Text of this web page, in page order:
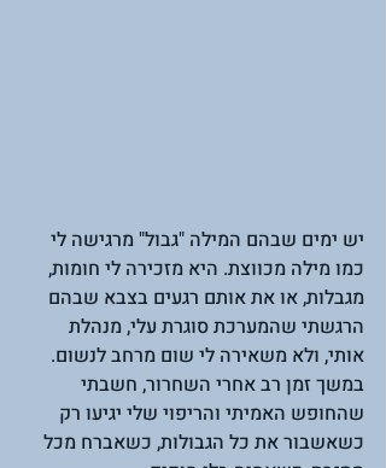
יש ימים שבהם המילה "גבול" מרגישה לי
כמו מילה מכווצת. היא מזכירה לי חומות,
מגבלות, או את אותם רגעים בצבא שבהם
הרגשתי שהמערכת סוגרת עלי, מנהלת
אותי, ולא משאירה לי שום מרחב לנשום.
במשך זמן רב אחרי השחרור, חשבתי
שהחופש האמיתי והריפוי שלי יגיעו רק
כשאשבור את כל הגבולות, כשאברח מכל